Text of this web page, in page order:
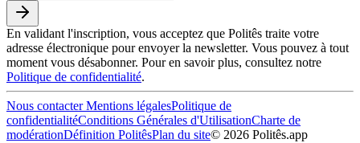
En validant l'inscription, vous acceptez que Politês traite votre
adresse électronique pour envoyer la newsletter. Vous pouvez à tout
moment vous désabonner. Pour en savoir plus, consultez notre
Politique de confidentialité.
Nous contacterMentions légalesPolitique de
confidentialitéConditions Générales d'UtilisationCharte de
modérationDéfinition PolitêsPlan du site© 2026 Politês.app